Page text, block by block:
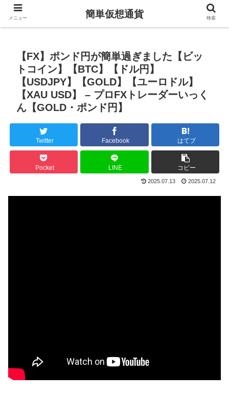
【FX】ポンド円が簡単過ぎました【ビッ
トコイン】【BTC】【ドル円】
【USDJPY】【GOLD】【ユーロドル】
【XAU USD】 – プロFXトレーダーいっく
ん【GOLD・ポンド円】
Twitter Facebook はてブ
Pocket LINE コピー
2025.07.13 2025.07.12
メニュー 簡単仮想通貨 検索